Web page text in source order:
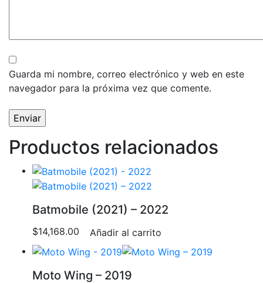
Guarda mi nombre, correo electrónico y web en este
navegador para la próxima vez que comente.
Productos relacionados
Batmobile (2021) – 2022
$14,168.00 Añadir al carrito
Moto Wing – 2019